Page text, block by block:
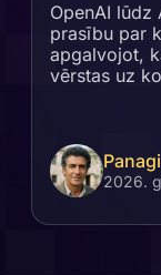
OpenAI lūdz
prasību par
apgalvojot,
vērstas uz
2026.